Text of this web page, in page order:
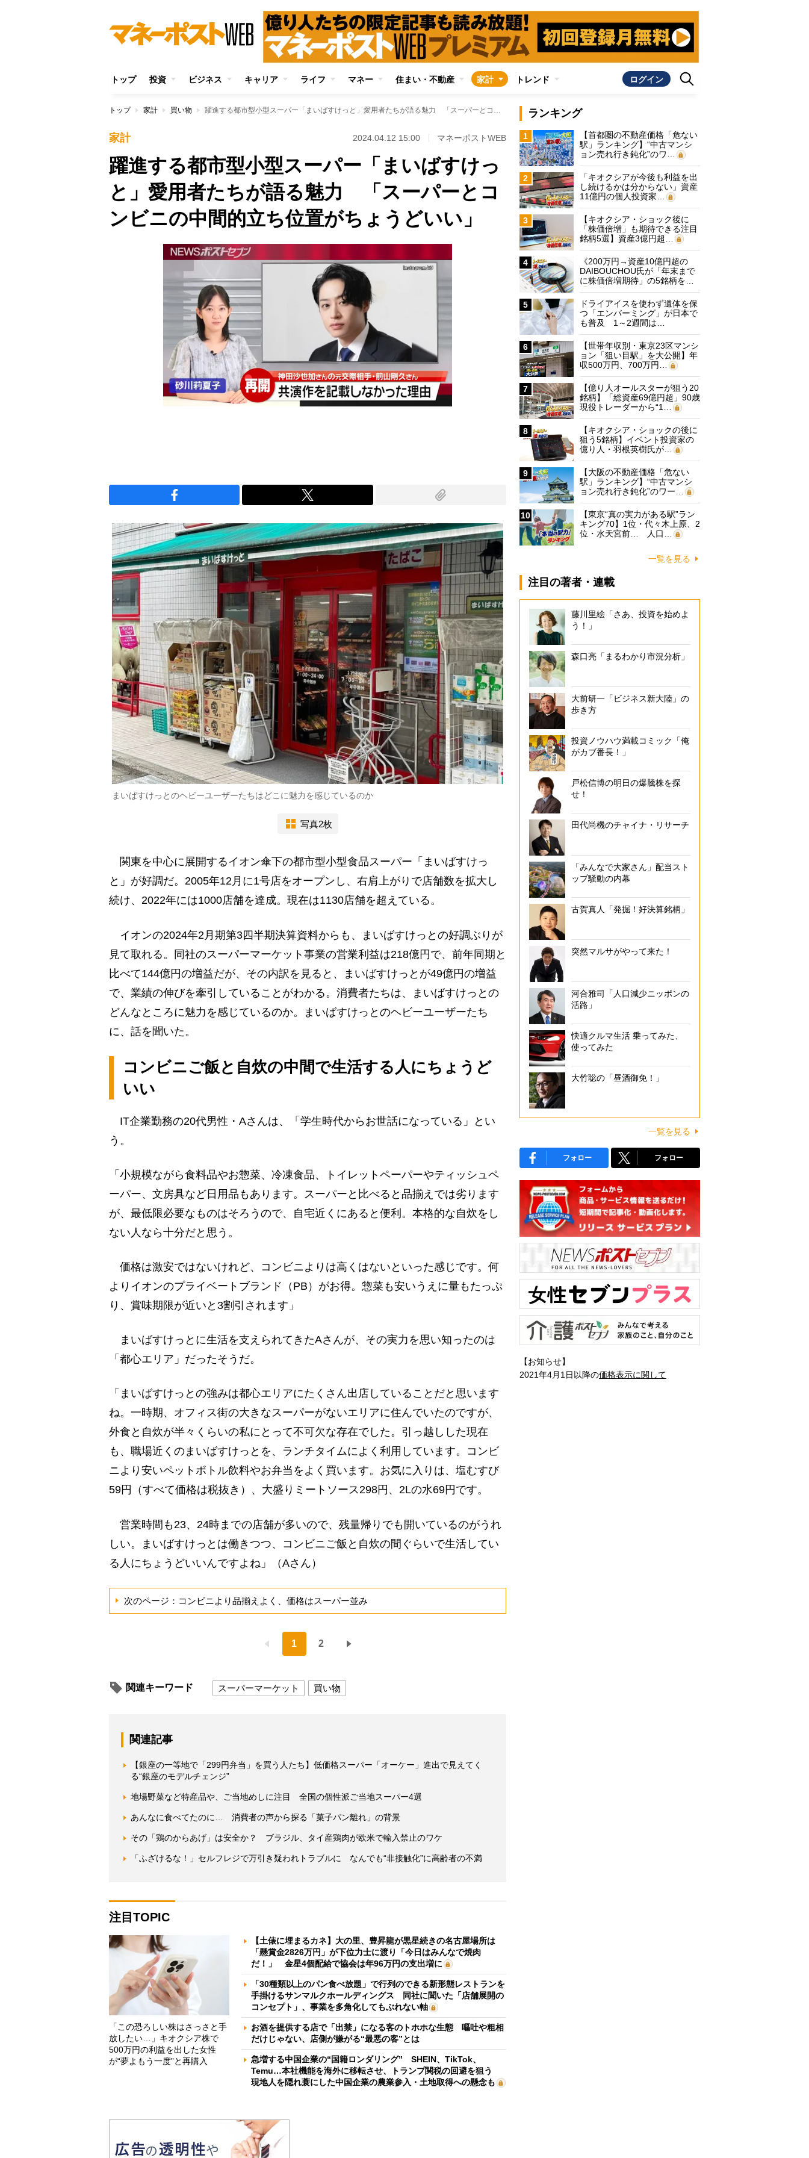
トップ 投資 ビジネス キャリア ライフ マネー 住まい・不動産 家計 トレンド ログイン
トップ 家計 買い物 躍進する都市型小型スーパー「まいばすけっと」愛用者たちが語る魅力 「スーパーとコンビニの中間的立ち位置がちょうどいい」
家計 2024.04.12 15:00 マネーポストWEB
躍進する都市型小型スーパー「まいばすけっ
と」愛用者たちが語る魅力 「スーパーとコ
ンビニの中間的立ち位置がちょうどいい」
まいばすけっとのヘビーユーザーたちはどこに魅力を感じているのか
写真2枚
関東を中心に展開するイオン傘下の都市型小型食品スーパー「まいばすけっ
と」が好調だ。2005年12月に1号店をオープンし、右肩上がりで店舗数を拡大し
続け、2022年には1000店舗を達成。現在は1130店舗を超えている。
イオンの2024年2月期第3四半期決算資料からも、まいばすけっとの好調ぶりが
見て取れる。同社のスーパーマーケット事業の営業利益は218億円で、前年同期と
比べて144億円の増益だが、その内訳を見ると、まいばすけっとが49億円の増益
で、業績の伸びを牽引していることがわかる。消費者たちは、まいばすけっとの
どんなところに魅力を感じているのか。まいばすけっとのヘビーユーザーたち
に、話を聞いた。
コンビニご飯と自炊の中間で生活する人にちょうど
いい
IT企業勤務の20代男性・Aさんは、「学生時代からお世話になっている」とい
う。
「小規模ながら食料品やお惣菜、冷凍食品、トイレットペーパーやティッシュペ
ーパー、文房具など日用品もあります。スーパーと比べると品揃えでは劣ります
が、最低限必要なものはそろうので、自宅近くにあると便利。本格的な自炊をし
ない人なら十分だと思う。
価格は激安ではないけれど、コンビニよりは高くはないといった感じです。何
よりイオンのプライベートブランド（PB）がお得。惣菜も安いうえに量もたっぷ
り、賞味期限が近いと3割引されます」
まいばすけっとに生活を支えられてきたAさんが、その実力を思い知ったのは
「都心エリア」だったそうだ。
「まいばすけっとの強みは都心エリアにたくさん出店していることだと思います
ね。一時期、オフィス街の大きなスーパーがないエリアに住んでいたのですが、
外食と自炊が半々くらいの私にとって不可欠な存在でした。引っ越しした現在
も、職場近くのまいばすけっとを、ランチタイムによく利用しています。コンビ
ニより安いペットボトル飲料やお弁当をよく買います。お気に入りは、塩むすび
59円（すべて価格は税抜き）、大盛りミートソース298円、2Lの水69円です。
営業時間も23、24時までの店舗が多いので、残量帰りでも開いているのがうれ
しい。まいばすけっとは働きつつ、コンビニご飯と自炊の間ぐらいで生活してい
る人にちょうどいいんですよね」（Aさん）
次のページ：コンビニより品揃えよく、価格はスーパー並み
1 2
関連キーワード スーパーマーケット 買い物
関連記事
【銀座の一等地で「299円弁当」を買う人たち】低価格スーパー「オーケー」進出で見えてく
る“銀座のモデルチェンジ”
地場野菜など特産品や、ご当地めしに注目 全国の個性派ご当地スーパー4選
あんなに食べてたのに… 消費者の声から探る「菓子パン離れ」の背景
その「鶏のからあげ」は安全か？ ブラジル、タイ産鶏肉が欧米で輸入禁止のワケ
「ふざけるな！」セルフレジで万引き疑われトラブルに なんでも“非接触化”に高齢者の不満
注目TOPIC
「この恐ろしい株はさっさと手
放したい…」キオクシア株で
500万円の利益を出した女性
が“夢よもう一度”と再購入
【土俵に埋まるカネ】大の里、豊昇龍が黒星続きの名古屋場所は
「懸賞金2826万円」が下位力士に渡り「今日はみんなで焼肉
だ！」 金星4個配給で協会は年96万円の支出増に
「30種類以上のパン食べ放題」で行列のできる新形態レストランを
手掛けるサンマルクホールディングス 同社に聞いた「店舗展開の
コンセプト」、事業を多角化してもぶれない軸
お酒を提供する店で「出禁」になる客のトホホな生態 嘔吐や粗相
だけじゃない、店側が嫌がる“最悪の客”とは
急増する中国企業の“国籍ロンダリング” SHEIN、TikTok、
Temu…本社機能を海外に移転させ、トランプ関税の回避を狙う
現地人を隠れ蓑にした中国企業の農業参入・土地取得への懸念も
ランキング
1
【首都圏の不動産価格「危ない
駅」ランキング】“中古マンシ
ョン売れ行き鈍化”のワ…
2
「キオクシアが今後も利益を出
し続けるかは分からない」資産
11億円の個人投資家…
3
【キオクシア・ショック後に
「株価倍増」も期待できる注目
銘柄5選】資産3億円超…
4
《200万円→資産10億円超の
DAIBOUCHOU氏が「年末まで
に株価倍増期待」の5銘柄を…
5
ドライアイスを使わず遺体を保
つ「エンバーミング」が日本で
も普及 1～2週間は…
6
【世帯年収別・東京23区マンシ
ョン「狙い目駅」を大公開】年
収500万円、700万円…
7
【億り人オールスターが狙う20
銘柄】「総資産69億円超」90歳
現役トレーダーから“1…
8
【キオクシア・ショックの後に
狙う5銘柄】イベント投資家の
億り人・羽根英樹氏が…
9
【大阪の不動産価格「危ない
駅」ランキング】“中古マンシ
ョン売れ行き鈍化”のワー…
10
【東京“真の実力がある駅”ラン
キング70】1位・代々木上原、2
位・水天宮前… 人口…
一覧を見る
注目の著者・連載
藤川里絵「さあ、投資を始めよ
う！」
森口亮「まるわかり市況分析」
大前研一「ビジネス新大陸」の
歩き方
投資ノウハウ満載コミック「俺
がカブ番長！」
戸松信博の明日の爆騰株を探
せ！
田代尚機のチャイナ・リサーチ
「みんなで大家さん」配当スト
ップ騒動の内幕
古賀真人「発掘！好決算銘柄」
突然マルサがやって来た！
河合雅司「人口減少ニッポンの
活路」
快適クルマ生活 乗ってみた、
使ってみた
大竹聡の「昼酒御免！」
一覧を見る
フォロー フォロー
【お知らせ】
2021年4月1日以降の価格表示に関して